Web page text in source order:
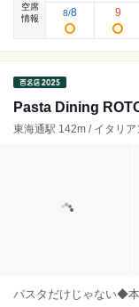
空席
情報
8/8 9
Pasta Dining
東海通駅 142m / イタリ
パスタだけじゃない◆